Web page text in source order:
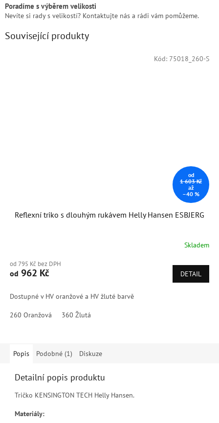
Poradíme s výběrem velikosti
Nevíte si rady s velikostí? Kontaktujte nás a rádi vám pomůžeme.
Související produkty
od
1 603 Kč
až
–40 %
Reflexní triko s dlouhým rukávem Helly Hansen ESBJERG
Skladem
od 795 Kč bez DPH
od 962 Kč DETAIL
Dostupné v HV oranžové a HV žluté barvě
260 Oranžová 360 Žlutá
Kód: 75018_260-S
Popis Podobné (1) Diskuze
Detailní popis produktu
Tričko KENSINGTON TECH Helly Hansen.
Materiály: